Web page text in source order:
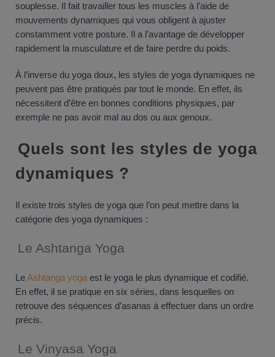
souplesse. Il fait travailler tous les muscles à l’aide de
mouvements dynamiques qui vous obligent à ajuster
constamment votre posture. Il a l’avantage de développer
rapidement la musculature et de faire perdre du poids.
À l’inverse du yoga doux, les styles de yoga dynamiques ne
peuvent pas être pratiqués par tout le monde. En effet, ils
nécessitent d’être en bonnes conditions physiques, par
exemple ne pas avoir mal au dos ou aux genoux.
Quels sont les styles de yoga
dynamiques ?
Il existe trois styles de yoga que l’on peut mettre dans la
catégorie des yoga dynamiques :
Le Ashtanga Yoga
LeAshtanga yoga est le yoga le plus dynamique et codifié.
En effet, il se pratique en six séries, dans lesquelles on
retrouve des séquences d’asanas à effectuer dans un ordre
précis.
Le Vinyasa Yoga